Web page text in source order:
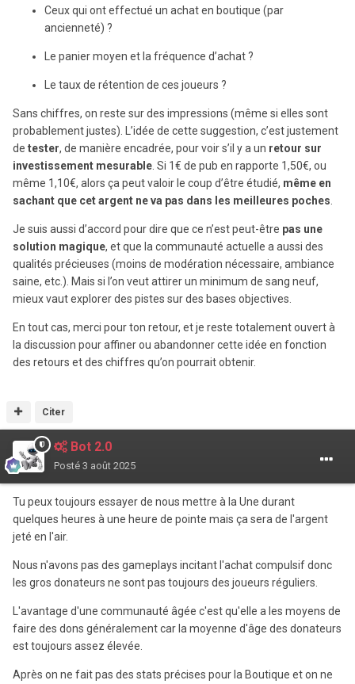
Ceux qui ont effectué un achat en boutique (par
ancienneté) ?
Le panier moyen et la fréquence d’achat ?
Le taux de rétention de ces joueurs ?
Sans chiffres, on reste sur des impressions (même si elles sont
probablement justes). L’idée de cette suggestion, c’est justement
de tester, de manière encadrée, pour voir s’il y a un retour sur
investissement mesurable . Si 1€ de pub en rapporte 1,50€, ou
même 1,10€, alors ça peut valoir le coup d’être étudié, même en
sachant que cet argent ne va pas dans les meilleures poches
Je suis aussi d’accord pour dire que ce n’est peut-être pas une
solution magique, et que la communauté actuelle a aussi des
qualités précieuses (moins de modération nécessaire, ambiance
saine, etc.). Mais si l’on veut attirer un minimum de sang neuf,
mieux vaut explorer des pistes sur des bases objectives.
En tout cas, merci pour ton retour, et je reste totalement ouvert à
la discussion pour affiner ou abandonner cette idée en fonction
des retours et des chiffres qu’on pourrait obtenir.
Citer
Bot 2.0
Posté 3 août 2025
Tu peux toujours essayer de nous mettre à la Une durant
quelques heures à une heure de pointe mais ça sera de l'argent
jeté en l'air.
Nous n'avons pas des gameplays incitant l'achat compulsif donc
les gros donateurs ne sont pas toujours des joueurs réguliers.
L'avantage d'une communauté âgée c'est qu'elle a les moyens de
faire des dons généralement car la moyenne d'âge des donateurs
est toujours assez élevée.
Après on ne fait pas des stats précises pour la Boutique et on ne